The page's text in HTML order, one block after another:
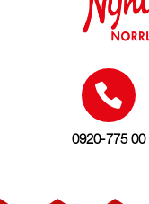
0920-775 00